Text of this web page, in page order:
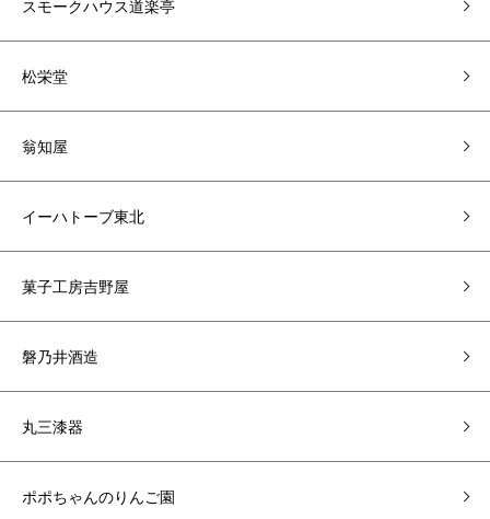
スモークハウス道楽亭
松栄堂
翁知屋
イーハトーブ東北
菓子工房吉野屋
磐乃井酒造
丸三漆器
ポポちゃんのりんご園